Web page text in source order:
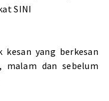
SINI
kesan yang berkesan
malam dan sebelum